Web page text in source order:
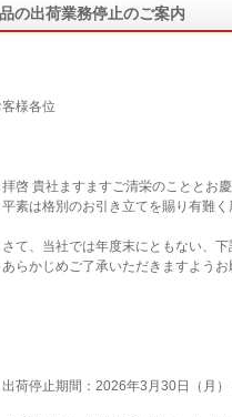
の出荷業務停止のご案内
客様各位
啓 貴社ますますご清栄のこととお慶
素は格別のお引き立てを賜り有難く
て、当社では年度末にともない、下
らかじめご了承いただきますようお
荷停止期間：2026年3月30日（月）